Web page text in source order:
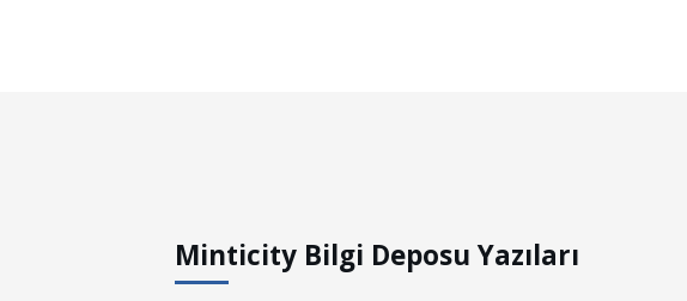
Minticity Bilgi Deposu Yazıları